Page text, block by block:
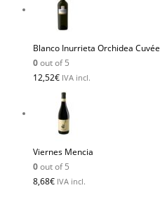
Blanco Inurrieta Orchidea Cuvée
0out of 5
12,52€ IVA incl.
Viernes Mencia
0out of 5
8,68€ IVA incl.